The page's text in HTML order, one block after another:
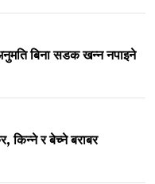
बिना सडक खन्न नपाइने
किन्ने र बेच्ने बराबर